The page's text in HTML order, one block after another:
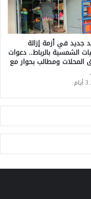
جديد في أزمة إزالة
الشمسية بالرباط.. دعوات
المحلات ومطالب بحوار مع